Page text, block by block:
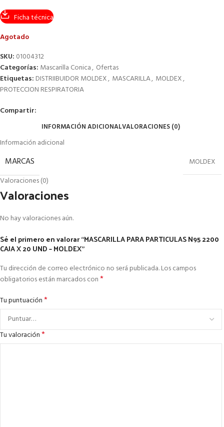
Ficha técnica
Agotado
SKU: 01004312
Categorías: Mascarilla Conica, Ofertas
Etiquetas: DISTRIIBUIDOR MOLDEX, MASCARILLA, MOLDEX,
PROTECCION RESPIRATORIA
Compartir:
INFORMACIÓN ADICIONALVALORACIONES (0)
Información adicional
MARCAS
MOLDEX
Valoraciones (0)
Valoraciones
No hay valoraciones aún.
Sé el primero en valorar “MASCARILLA PARA PARTICULAS N95 2200
CAJA X 20 UND – MOLDEX”
Tu dirección de correo electrónico no será publicada.Los campos
obligatorios están marcados con*
Tu puntuación*
Tu valoración*